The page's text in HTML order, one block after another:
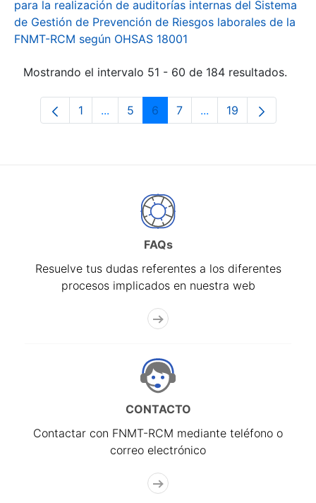
para la realización de auditorías internas del Sistema
de Gestión de Prevención de Riesgos laborales de la
FNMT-RCM según OHSAS 18001
Mostrando el intervalo 51 - 60 de 184 resultados.
Página
1 ...Páginas intermedias Use TAB para
Página
5 Página
6 Página
7 ...Páginas intermedias
Página
19
FAQs
Resuelve tus dudas referentes a los diferentes
procesos implicados en nuestra web
CONTACTO
Contactar con FNMT-RCM mediante teléfono o
correo electrónico